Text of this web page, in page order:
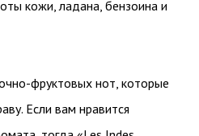
кожи, ладана, бензоина и
фруктовых нот, которые
Если вам нравится